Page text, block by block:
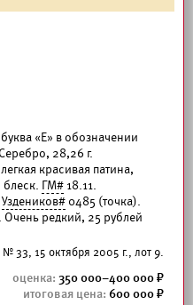
«Е» в обозначении
28,26 г.
красивая патина,
ГМ# 18.11.
Уздеников# 0485 (точка).
Очень редкий, 25 рублей
33, 15 октября 2005 г., лот 9.
350 000–400 000
600 000